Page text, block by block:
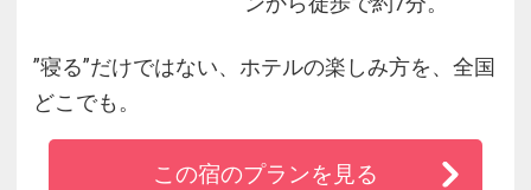
”寝る”だけではない、ホテルの楽しみ方を、全国
どこでも。
この宿のプランを見る